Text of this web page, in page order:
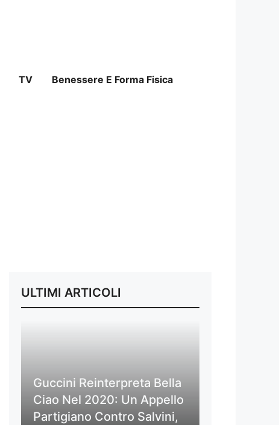
TV Benessere E Forma Fisica
ULTIMI ARTICOLI
Guccini Reinterpreta Bella
Ciao Nel 2020: Un Appello
Partigiano Contro Salvini,